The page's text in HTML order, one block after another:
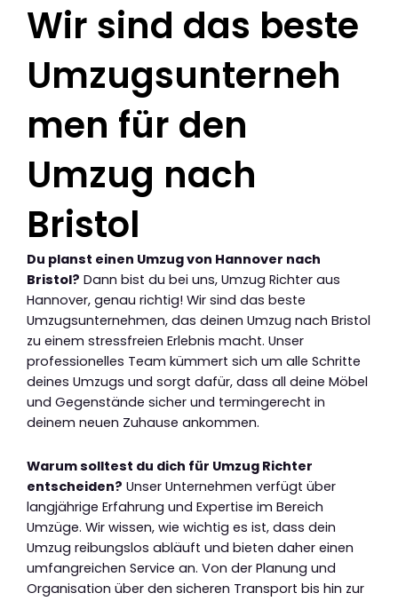
Wir sind das beste
Umzugsunterneh
men für den
Umzug nach
Bristol
Du planst einen Umzug von Hannover nach
Bristol? Dann bist du bei uns, Umzug Richter aus
Hannover, genau richtig! Wir sind das beste
Umzugsunternehmen, das deinen Umzug nach Bristol
zu einem stressfreien Erlebnis macht. Unser
professionelles Team kümmert sich um alle Schritte
deines Umzugs und sorgt dafür, dass all deine Möbel
und Gegenstände sicher und termingerecht in
deinem neuen Zuhause ankommen.
Warum solltest du dich für Umzug Richter
entscheiden? Unser Unternehmen verfügt über
langjährige Erfahrung und Expertise im Bereich
Umzüge. Wir wissen, wie wichtig es ist, dass dein
Umzug reibungslos abläuft und bieten daher einen
umfangreichen Service an. Von der Planung und
Organisation über den sicheren Transport bis hin zur